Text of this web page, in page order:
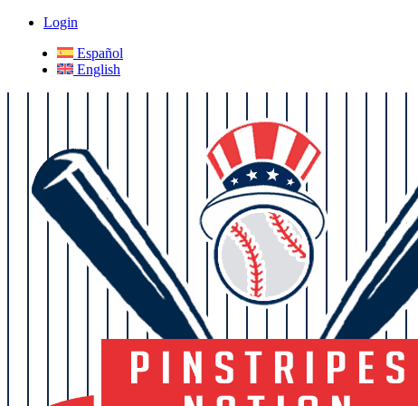
Login
Español
English